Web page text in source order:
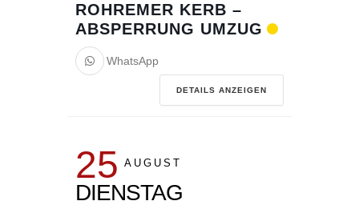
ROHREMER KERB –
ABSPERRUNG UMZUG
WhatsApp
DETAILS ANZEIGEN
25 AUGUST
DIENSTAG